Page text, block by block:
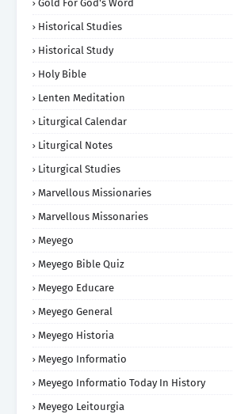
Gold For God's Word
Historical Studies
Historical Study
Holy Bible
Lenten Meditation
Liturgical Calendar
Liturgical Notes
Liturgical Studies
Marvellous Missionaries
Marvellous Missonaries
Meyego
Meyego Bible Quiz
Meyego Educare
Meyego General
Meyego Historia
Meyego Informatio
Meyego Informatio Today In History
Meyego Leitourgia